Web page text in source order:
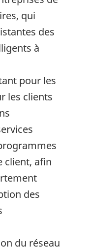
qui
des
à
pour les
les clients
client, afin
des
du réseau